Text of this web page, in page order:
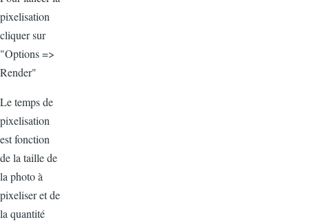
pixelisation
cliquer sur
"Options =>
Render"
Le temps de
pixelisation
est fonction
de la taille de
la photo à
pixeliser et de
la quantité